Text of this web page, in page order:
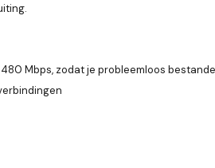
Mbps, zodat je probleemloos